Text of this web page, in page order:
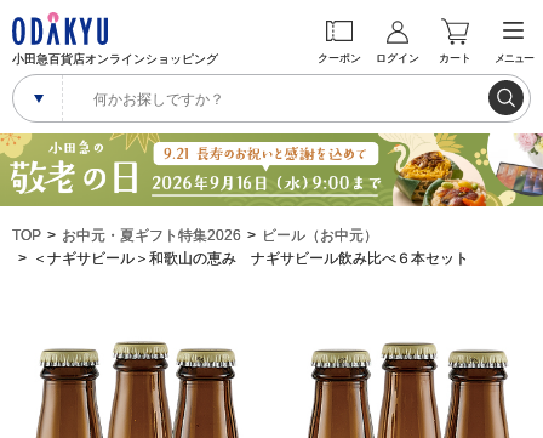
小田急百貨店オンラインショッピング クーポン ログイン カート メニュー
TOP お中元・夏ギフト特集2026
ビール（お中元）
＜ナギサビール＞和歌山の恵み ナギサビール飲み比べ６本セット